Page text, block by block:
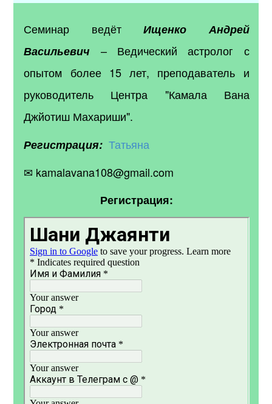
Семинар ведётИщенко Андрей
Васильевич – Ведический астролог с
опытом более 15 лет, преподаватель и
руководитель Центра "Камала Вана
Джйотиш Махариши".
Регистрация: Татьяна
✉ kamalavana108@gmail.com
Регистрация: